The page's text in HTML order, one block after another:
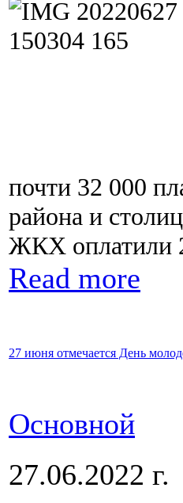
почти 32 000
района и
ЖКХ оплатили
Read more
27 июня отмечается День
Основной
27.06.2022 г.